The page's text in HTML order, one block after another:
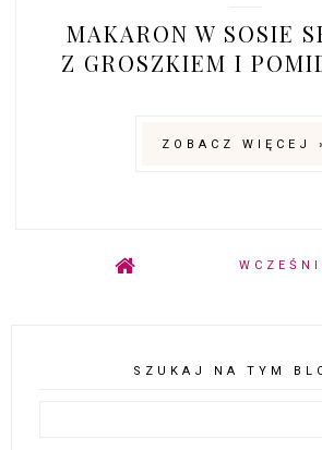
MAKARON W SOSIE
Z GROSZKIEM I
ZOBACZ WIĘCEJ
SZUKAJ NA TYM